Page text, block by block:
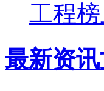
工程
最新资